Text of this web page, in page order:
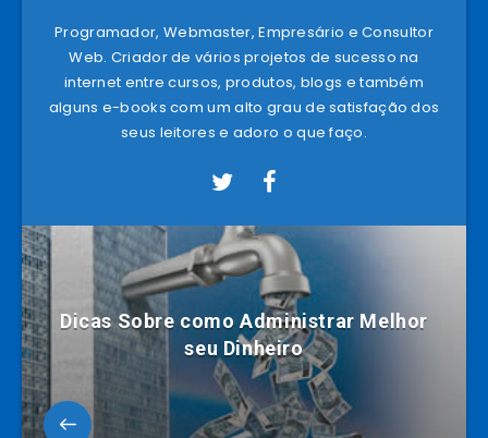
Programador, Webmaster, Empresário e Consultor
Web. Criador de vários projetos de sucesso na
internet entre cursos, produtos, blogs e também
alguns e-books com um alto grau de satisfação dos
seus leitores e adoro o que faço.
Dicas Sobre como Administrar Melhor
seu Dinheiro